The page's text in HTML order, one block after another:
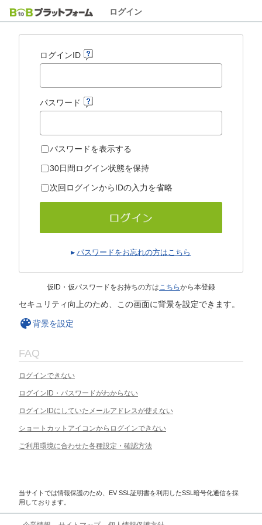
ログイン
ログインID
パスワード
パスワードを表示する
30日間ログイン状態を保持
次回ログインからIDの入力を省略
パスワードをお忘れの方はこちら
仮ID・仮パスワードをお持ちの方はこちらから本登録
セキュリティ向上のため、この画面に背景を設定できます。
背景を設定
FAQ
ログインできない
ログインID・パスワードがわからない
ログインIDにしていたメールアドレスが使えない
ショートカットアイコンからログインできない
ご利用環境に合わせた各種設定・確認方法
当サイトでは情報保護のため、EV SSL証明書を利用したSSL暗号化通信を採
用しております。